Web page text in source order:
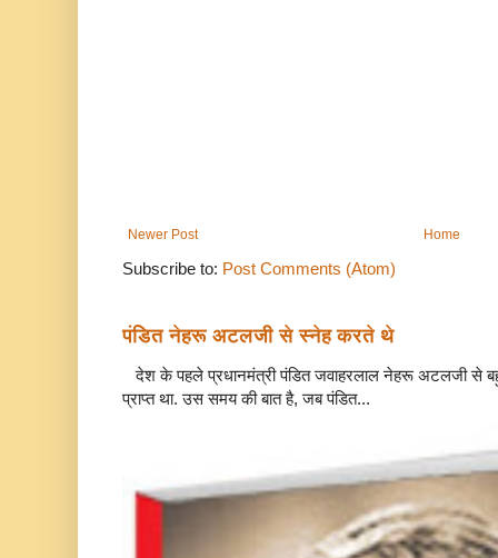
Newer Post Home
Subscribe to: Post Comments (Atom)
पंडित नेहरू अटलजी से स्नेह करते थे
देश के पहले प्रधानमंत्री पंडित जवाहरलाल नेहरू अटलजी से
प्राप्त था. उस समय की बात है, जब पंडित...